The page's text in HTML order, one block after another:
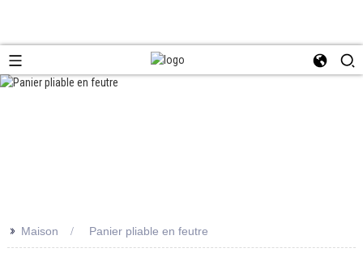
>> Maison Panier pliable en feutre